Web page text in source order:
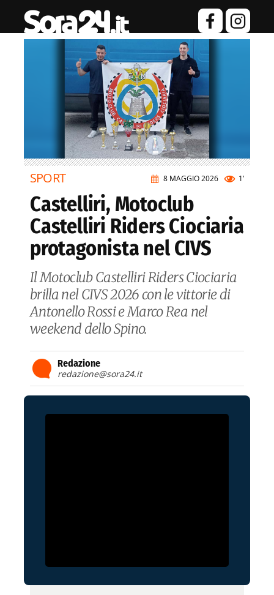
8 MAGGIO 2026 1’
SPORT
Castelliri, Motoclub
Castelliri Riders Ciociaria
protagonista nel CIVS
Il Motoclub Castelliri Riders Ciociaria
brilla nel CIVS 2026 con le vittorie di
Antonello Rossi e Marco Rea nel
weekend dello Spino.
Redazione
redazione@sora24.it